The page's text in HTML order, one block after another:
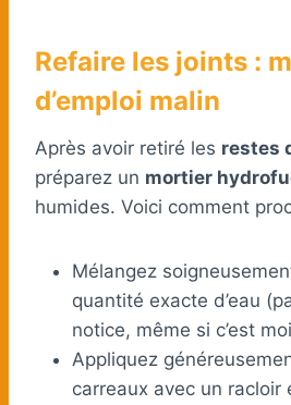
Refaire les joints :
d’emploi malin
Après avoir retiré les restes
préparez un mortier
humides. Voici comment
Mélangez
quantité exacte d’eau
notice, même si c’est
Appliquez
carreaux avec un racloir